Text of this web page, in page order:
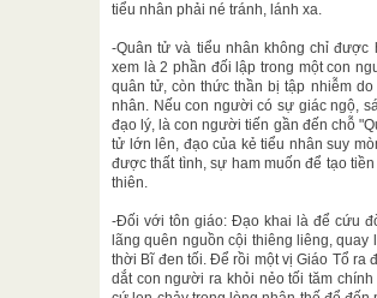
tiểu nhân phải né tránh, lánh xa.
-Quân tử và tiểu nhân không chỉ
xem là 2 phần đối lập trong một con
quân tử, còn thức thần bị tập nhiễm
nhân. Nếu con người có sự giác ngộ,
đạo lý, là con người tiến gần đến chỗ
tử lớn lên, đạo của kẻ tiểu nhân suy
được thất tình, sự ham muốn để tạo
thiên.
-Đối với tôn giáo: Đạo khai là để cứu
lãng quên nguồn cội thiêng liêng,
thời Bĩ đen tối. Để rồi một vị Giáo Tổ ra
dắt con người ra khỏi nẻo tối tăm